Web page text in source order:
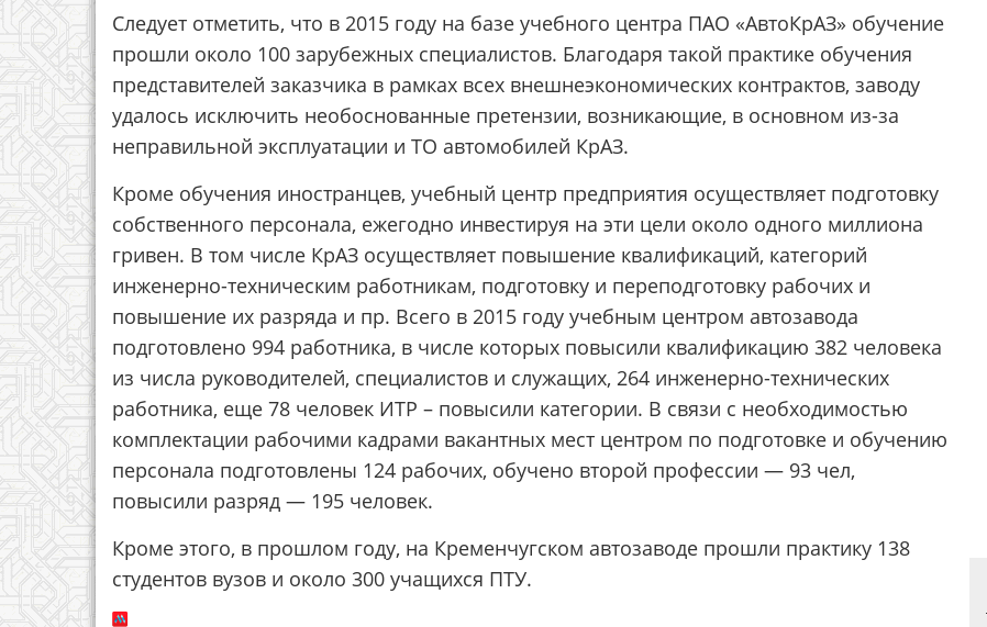
Следует отметить, что в 2015 году на базе учебного центра ПАО «АвтоКрАЗ» обучение
прошли около 100 зарубежных специалистов. Благодаря такой практике обучения
представителей заказчика в рамках всех внешнеэкономических контрактов, заводу
удалось исключить необоснованные претензии, возникающие, в основном из-за
неправильной эксплуатации и ТО автомобилей КрАЗ.
Кроме обучения иностранцев, учебный центр предприятия осуществляет подготовку
собственного персонала, ежегодно инвестируя на эти цели около одного миллиона
гривен. В том числе КрАЗ осуществляет повышение квалификаций, категорий
инженерно-техническим работникам, подготовку и переподготовку рабочих и
повышение их разряда и пр. Всего в 2015 году учебным центром автозавода
подготовлено 994 работника, в числе которых повысили квалификацию 382 человека
из числа руководителей, специалистов и служащих, 264 инженерно-технических
работника, еще 78 человек ИТР – повысили категории. В связи с необходимостью
комплектации рабочими кадрами вакантных мест центром по подготовке и обучению
персонала подготовлены 124 рабочих, обучено второй профессии — 93 чел,
повысили разряд — 195 человек.
Кроме этого, в прошлом году, на Кременчугском автозаводе прошли практику 138
студентов вузов и около 300 учащихся ПТУ.